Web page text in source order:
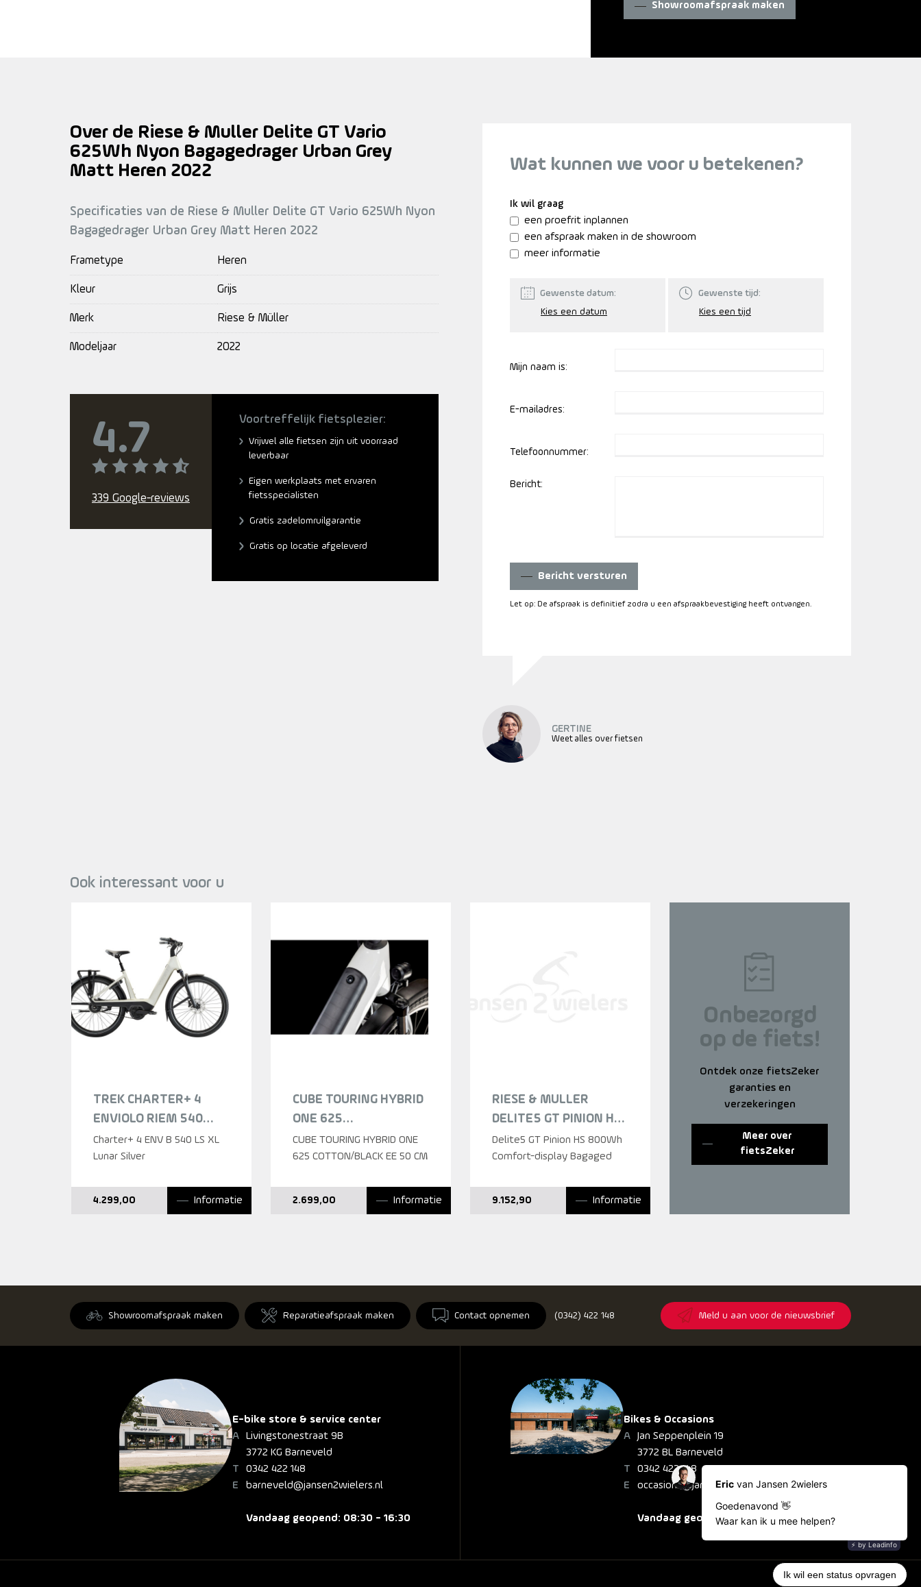
Showroomafspraak maken
Over de Riese & Muller Delite GT Vario
625Wh Nyon Bagagedrager Urban Grey
Matt Heren 2022
Specificaties van de Riese & Muller Delite GT Vario 625Wh Nyon
Bagagedrager Urban Grey Matt Heren 2022
Frametype Heren
Kleur Grijs
Merk Riese & Müller
Modeljaar 2022
4.7
339 Google-reviews
Voortreffelijk fietsplezier:
Vrijwel alle fietsen zijn uit voorraad
leverbaar
Eigen werkplaats met ervaren
fietsspecialisten
Gratis zadelomruilgarantie
Gratis op locatie afgeleverd
Wat kunnen we voor u betekenen?
Ik wil graag
een proefrit inplannen
een afspraak maken in de showroom
meer informatie
Gewenste datum: Gewenste tijd:
Mijn naam is:
E-mailadres:
Telefoonnummer:
Bericht:
Bericht versturen
Let op: De afspraak is definitief zodra u een afspraakbevestiging heeft ontvangen.
GERTINE
Weet alles over fietsen
Ook interessant voor u
TREK CHARTER+ 4
ENVIOLO RIEM 540
LOWSTEP LUNAR
SILVER DAMES 2026
Charter+ 4 ENV B 540 LS XL
Lunar Silver
4.299,00 Informatie
CUBE TOURING HYBRID
ONE 625
COTTON/BLACK
LAGEINSTAP 2025
CUBE TOURING HYBRID ONE
625 COTTON/BLACK EE 50 CM
2.699,00 Informatie
RIESE & MULLER
DELITE5 GT PINION HS
800WH COMFORT-
DISPLAY BAGAGED
2025
Delite5 GT Pinion HS 800Wh
Comfort-display Bagaged
9.152,90 Informatie
Onbezorgd
op de fiets!
Ontdek onze fietsZeker
garanties en
verzekeringen
Meer over
fietsZeker
Showroomafspraak maken Reparatieafspraak maken Contact opnemen (0342) 422 148 Meld u aan voor de nieuwsbrief
E-bike store & service center
Livingstonestraat 9B
3772 KG Barneveld
0342 422 148
barneveld@jansen2wielers.nl
Vandaag geopend: 08:30 - 16:30
Bikes & Occasions
Jan Seppenplein 19
3772 BL Barneveld
0342 422 148
occasions@jansen2wielers.nl
Vandaag geopend: 08:30 - 16:30